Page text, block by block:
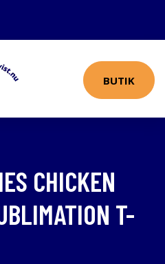
BUTIK
CHICKEN
T-